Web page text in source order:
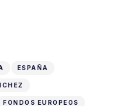
ESPAÑA
FONDOS EUROPEOS